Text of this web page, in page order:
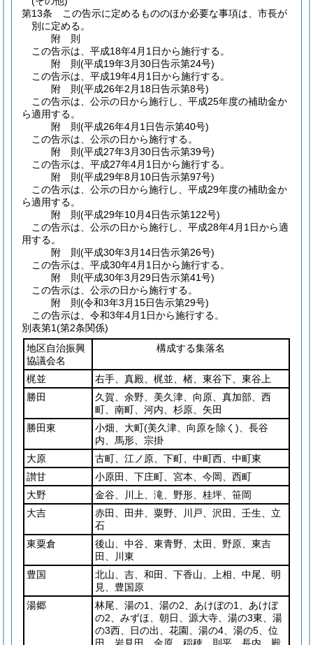
第13条
この告示に定めるもののほか必要な事項は、市長が
別に定める。
附 則
この告示は、平成18年4月1日から施行する。
附 則(平成19年3月30日告示第24号)
この告示は、平成19年4月1日から施行する。
附 則(平成26年2月18日告示第8号)
この告示は、公示の日から施行し、平成25年度の補助金か
ら適用する。
附 則(平成26年4月1日告示第40号)
この告示は、公示の日から施行する。
附 則(平成27年3月30日告示第39号)
この告示は、平成27年4月1日から施行する。
附 則(平成29年8月10日告示第97号)
この告示は、公示の日から施行し、平成29年度の補助金か
ら適用する。
附 則(平成29年10月4日告示第122号)
この告示は、公示の日から施行し、平成28年4月1日から適
用する。
附 則(平成30年3月14日告示第26号)
この告示は、平成30年4月1日から施行する。
附 則(平成30年3月29日告示第41号)
この告示は、公示の日から施行する。
附 則(令和3年3月15日告示第29号)
この告示は、令和3年4月1日から施行する。
別表第1(第2条関係)
地区自治振興
協議会名
構成する集落名
梶並
右手、真殿、梶並、楮、東谷下、東谷上
勝田
久賀、余野、美久津、向原、真加部、西
町、南町、河内、杉原、矢田
勝田東
小畑、大町(美久津、向原を除く) 、長谷
内、馬形、宗掛
大原
古町、江ノ原、下町、中町西、中町東
讃甘
小原田、下庄町、宮本、今岡、西町
大野
金谷、川上、滝、野形、桂坪、笹岡
大吉
赤田、田井、粟野、川戸、沢田、壬生、立
石
東粟倉
後山、中谷、東青野、太田、野原、東吉
田、川東
豊国
北山、吉、和田、下香山、上相、中尾、明
見、豊国原
湯郷
林尾、湯の1、湯の2、あけぼの1、あけぼ
の2、みずほ、朝日、源大寺、湯の3東、湯
の3西、日の出、花園、湯の4、湯の5、位